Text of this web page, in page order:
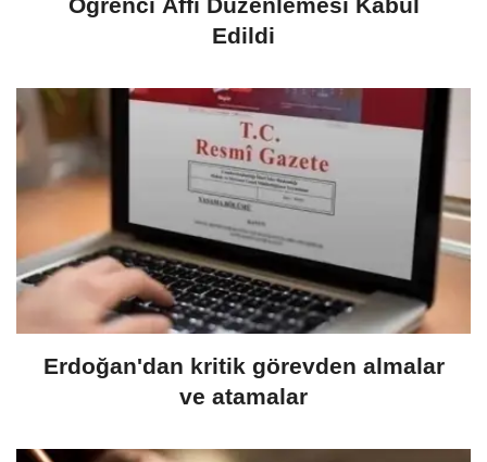
Öğrenci Affı Düzenlemesi Kabul
Edildi
Erdoğan'dan kritik görevden almalar
ve atamalar